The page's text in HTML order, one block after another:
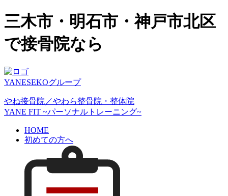
三木市・明石市・神戸市北区
で接骨院なら
YANESEKOグループ
やね接骨院／やわら整骨院・整体院
YANE FIT ~パーソナルトレーニング~
HOME
初めての方へ